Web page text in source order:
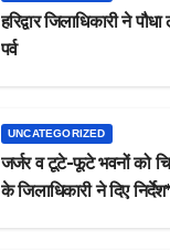
हरिद्वार जिलाधिकारी ने
पर्व
UNCATEGORIZED
जर्जर व टूटे-फूटे भवनों को
के जिलाधिकारी ने दिए